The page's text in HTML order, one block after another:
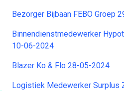
Bezorger Bijbaan FEBO Groep
Binnendienstmedewerker
10-06-2024
Blazer Ko & Flo 28-05-2024
Logistiek Medewerker Surplus